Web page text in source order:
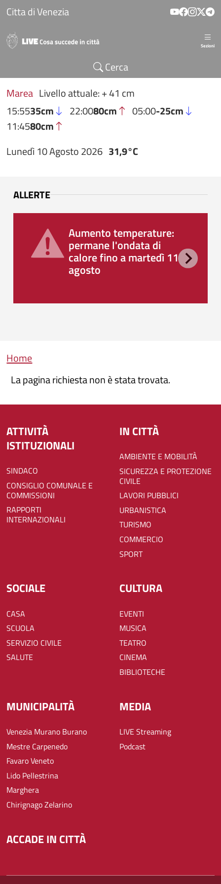
Salta al contenuto principale
Citta di Venezia
Sezioni
Cerca
Marea Livello attuale: + 41 cm
15:5535cm 22:0080cm 05:00-25cm
11:4580cm
Lunedì 10 Agosto 2026 31,9°C
ALLERTE
Aumento temperature:
permane l'ondata di
calore fino a martedì 11
agosto
Briciole di pane
Home
La pagina richiesta non è stata trovata.
ATTIVITÀ
ISTITUZIONALI
SINDACO
CONSIGLIO COMUNALE E
COMMISSIONI
RAPPORTI
INTERNAZIONALI
IN CITTÀ
AMBIENTE E MOBILITÀ
SICUREZZA E PROTEZIONE
CIVILE
LAVORI PUBBLICI
URBANISTICA
TURISMO
COMMERCIO
SPORT
SOCIALE
CASA
SCUOLA
SERVIZIO CIVILE
SALUTE
CULTURA
EVENTI
MUSICA
TEATRO
CINEMA
BIBLIOTECHE
MUNICIPALITÀ
Venezia Murano Burano
Mestre Carpenedo
Favaro Veneto
Lido Pellestrina
Marghera
Chirignago Zelarino
MEDIA
LIVE Streaming
Podcast
ACCADE IN CITTÀ